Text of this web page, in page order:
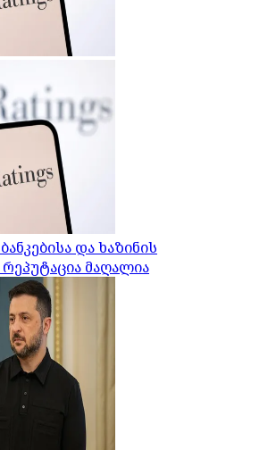
და ხაზინის
მაღალია